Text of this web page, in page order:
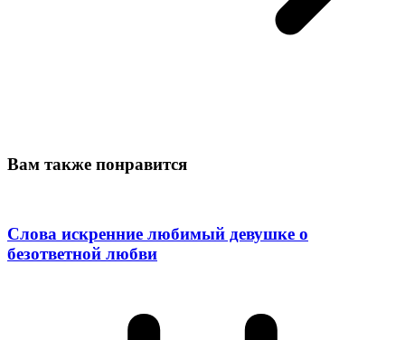
Вам также понравится
Слова искренние любимый девушке о
безответной любви